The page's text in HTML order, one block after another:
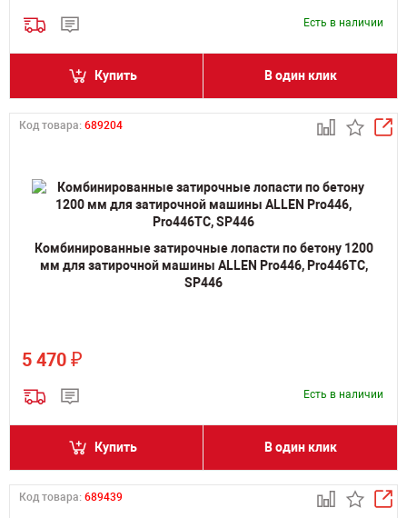
Есть в наличии
Купить В один клик
Код товара: 689204
Комбинированные затирочные лопасти по бетону 1200
мм для затирочной машины ALLEN Pro446, Pro446TC,
SP446
5 470 ₽
Есть в наличии
Купить В один клик
Код товара: 689439